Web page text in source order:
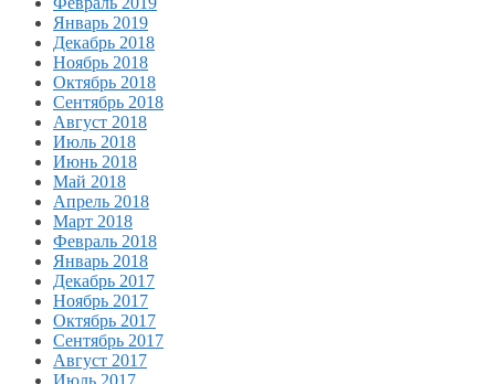
Январь 2019
Декабрь 2018
Ноябрь 2018
Октябрь 2018
Сентябрь 2018
Август 2018
Июль 2018
Июнь 2018
Май 2018
Апрель 2018
Март 2018
Февраль 2018
Январь 2018
Декабрь 2017
Ноябрь 2017
Октябрь 2017
Сентябрь 2017
Август 2017
Июль 2017